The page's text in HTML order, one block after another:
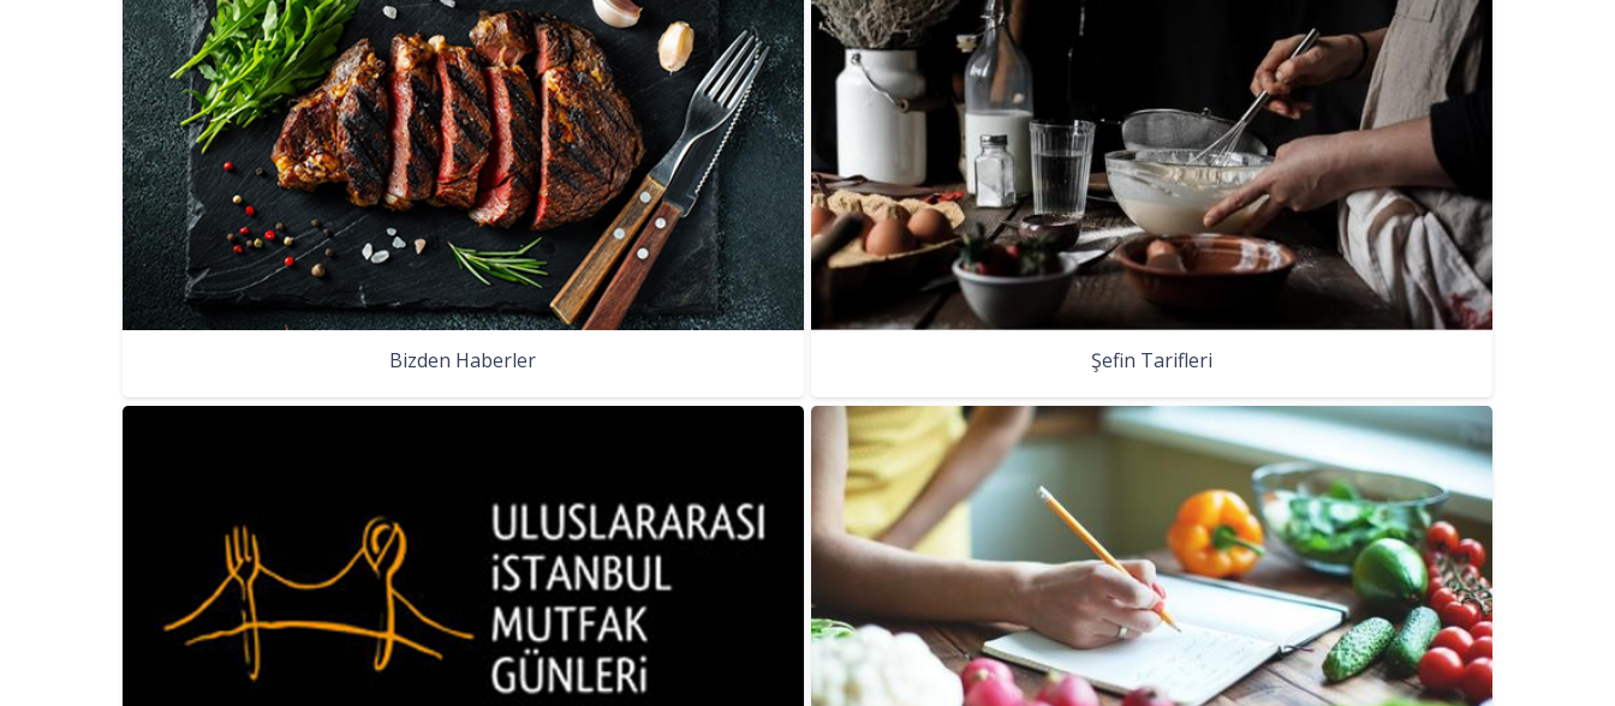
Bizden Haberler Şefin Tarifleri